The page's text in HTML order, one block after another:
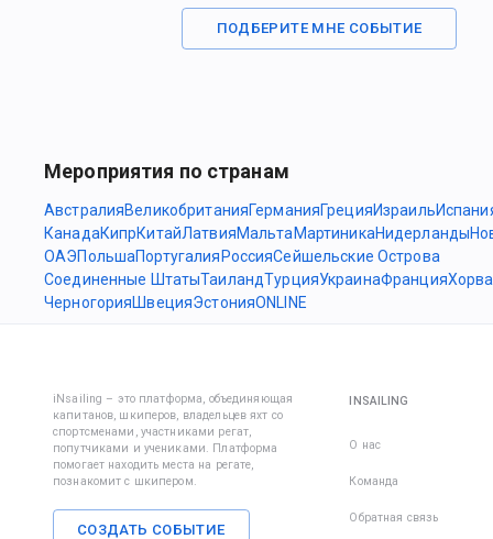
ПОДБЕРИТЕ МНЕ СОБЫТИЕ
Мероприятия по странам
АвстралияВеликобританияГерманияГрецияИзраиль
КанадаКипрКитайЛатвияМальта МартиникаНидерланды
ОАЭПольшаПортугалия РоссияСейшельские Острова
Соединенные ШтатыТаиландТурцияУкраинаФранция
ЧерногорияШвецияЭстонияONLINE
iNsailing – это платформа, объединяющая
капитанов, шкиперов, владельцев яхт со
спортсменами, участниками регат,
попутчиками и учениками. Платформа
помогает находить места на регате,
познакомит с шкипером.
СОЗДАТЬ СОБЫТИЕ
INSAILING
О нас
Команда
Обратная связь